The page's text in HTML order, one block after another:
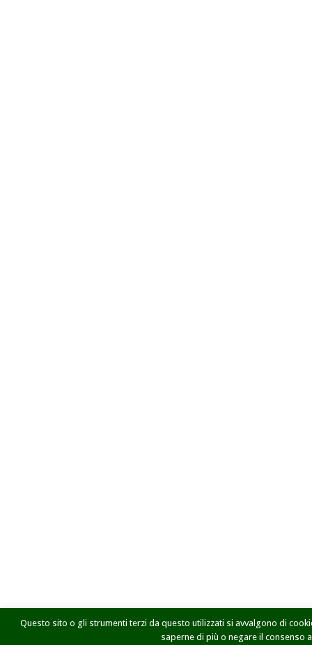
Questo sito o gli strumenti terzi da questo utilizzati si avvalgono di
saperne di più o negare il consenso